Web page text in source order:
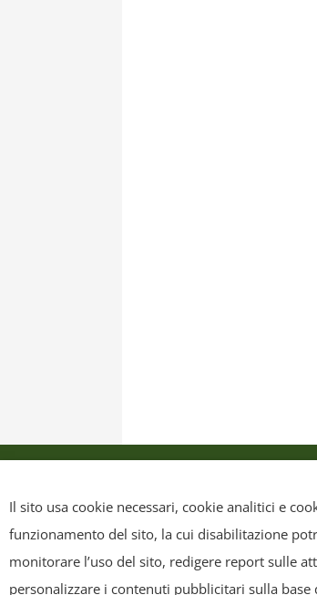
Copyright - Tutti i contenuti di questa
riscriverli, commercializzarli, distribuirli,
Il sito usa cookie necessari, cookie analitici e
funzionamento del sito, la cui disabilitazione
monitorare l’uso del sito, redigere report sulle
personalizzare i contenuti pubblicitari sulla base